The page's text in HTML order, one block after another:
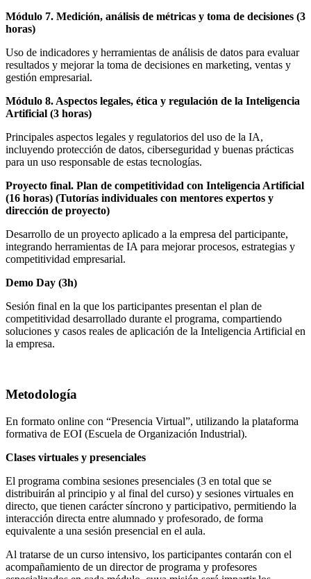
Módulo 7. Medición, análisis de métricas y toma de decisiones (3
horas)
Uso de indicadores y herramientas de análisis de datos para evaluar
resultados y mejorar la toma de decisiones en marketing, ventas y
gestión empresarial.
Módulo 8. Aspectos legales, ética y regulación de la Inteligencia
Artificial (3 horas)
Principales aspectos legales y regulatorios del uso de la IA,
incluyendo protección de datos, ciberseguridad y buenas prácticas
para un uso responsable de estas tecnologías.
Proyecto final. Plan de competitividad con Inteligencia Artificial
(16 horas) (Tutorías individuales con mentores expertos y
dirección de proyecto)
Desarrollo de un proyecto aplicado a la empresa del participante,
integrando herramientas de IA para mejorar procesos, estrategias y
competitividad empresarial.
Demo Day (3h)
Sesión final en la que los participantes presentan el plan de
competitividad desarrollado durante el programa, compartiendo
soluciones y casos reales de aplicación de la Inteligencia Artificial en
la empresa.
Metodología
En formato online con “Presencia Virtual”, utilizando la plataforma
formativa de EOI (Escuela de Organización Industrial).
Clases virtuales y presenciales
El programa combina sesiones presenciales (3 en total que se
distribuirán al principio y al final del curso) y sesiones virtuales en
directo, que tienen carácter síncrono y participativo, permitiendo la
interacción directa entre alumnado y profesorado, de forma
equivalente a una sesión presencial en el aula.
Al tratarse de un curso intensivo, los participantes contarán con el
acompañamiento de un director de programa y profesores